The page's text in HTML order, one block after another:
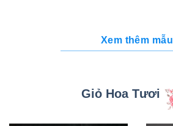
Xem thêm mẫu
Giỏ Hoa Tươi